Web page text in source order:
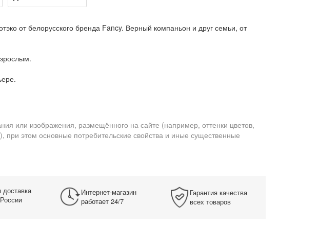
от белорусского бренда Fancy. Верный компаньон и друг семьи, от
или изображения, размещённого на сайте (например, оттенки цветов,
при этом основные потребительские свойства и иные существенные
доставка
Интернет-магазин
работает 24/7
Гарантия качества
всех товаров